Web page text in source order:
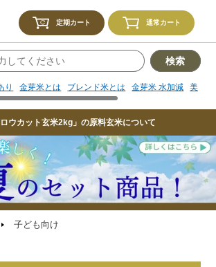
定期カート 通常カート
検索
り 金芽米とは ブレンド米とは 金芽米 水加減 美味
ウカット玄米2kg」の原料玄米について
子ども向け